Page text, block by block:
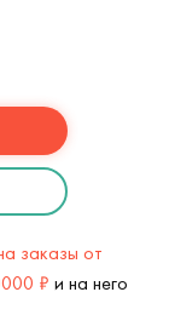
заказы от
₽ и на него